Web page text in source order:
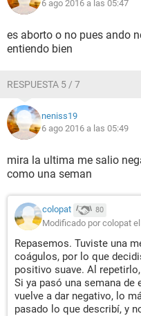
6 ago 2016 a las 05:47
es aborto o no pues ando
entiendo bien
RESPUESTA 5 / 7
neniss19
6 ago 2016 a las 05:49
mira la ultima me salio
como una seman
colopat 80
Modificado por colopat
Repasemos. Tuviste una
coágulos, por lo que
positivo suave. Al
Si ya pasó una semana de
vuelve a dar negativo, lo
pasado lo que describí, y